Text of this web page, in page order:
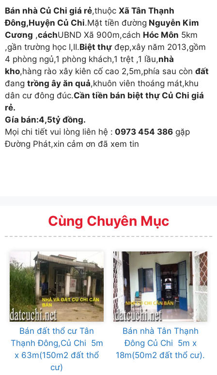
Bán nhà Củ Chi giá rẻ,thuộc Xã Tân Thạnh
Đông,Huyện Củ Chi.Mặt tiền đường Nguyễn Kim
Cương ,cáchUBND Xã 900m,cách Hóc Môn 5km
,gần trường học I,II.Biệt thựđẹp,xây năm 2013,gồm
4 phòng ngủ,1 phòng khách,1 trệt ,1 lầu,nhà
kho,hàng rào xây kiên cố cao 2,5m,phía sau còn đất
đang trồng ây ăn quả,khuôn viên thoáng mát,khu
dân cư đông đúc.Cần tiền bán biệt thự Củ Chi giá
rẻ.
Gía bán:4,5tỷ đồng.
Mọi chi tiết vui lòng liên hệ : 0973 454 386 gặp
Đường Phát,xin cảm ơn đã xem tin
Cùng Chuyên Mục
Bán đất thổ cư Tân
Thạnh Đông,Củ Chi 5m
x 63m(150m2 đất thổ
cư)
Bán nhà Tân Thạnh
Đông Củ Chi 5m x
18m(50m2 đất thổ cư).